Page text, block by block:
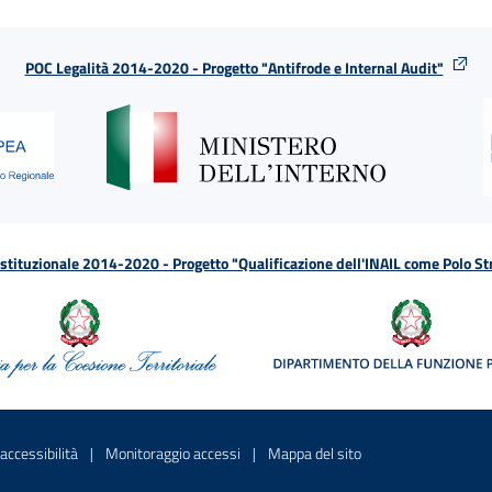
POC Legalità 2014-2020 - Progetto "Antifrode e Internal Audit"
2014-2020 - Progetto "Qualificazione dell'INAIL come Polo
una nuova finestraSito interno - Apre in una nuova finestra
Monitoraggio accessi Sito interno - Apre in una nuova
Mappa del sitoSito interno - Apre